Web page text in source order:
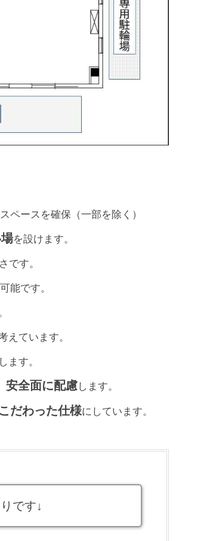
ペースを確保（一部を除く）
を設けます。
です。
能です。
えています。
ます。
安全面に配慮します。
だわった仕様にしています。
です↓